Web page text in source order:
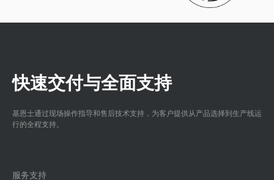
快速交付与全面支持
基恩士通过现场操作指导和售后技术支持，为客户提供从产品选择到生产线运
行的全程支持。
服务支持